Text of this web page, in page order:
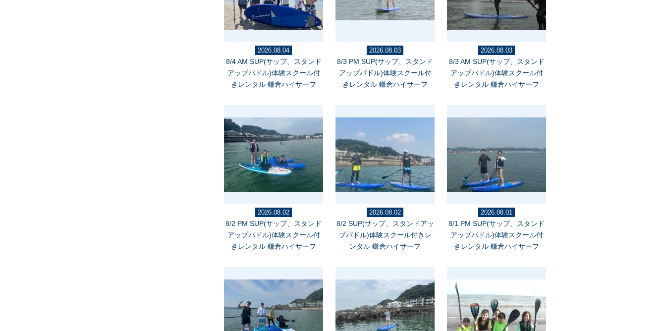
2026.08.04
8/4 AM SUP(サップ、スタンド
アップパドル)体験スクール付
きレンタル 鎌倉ハイサーフ
2026.08.03
8/3 PM SUP(サップ、スタンド
アップパドル)体験スクール付
きレンタル 鎌倉ハイサーフ
2026.08.03
8/3 AM SUP(サップ、スタンド
アップパドル)体験スクール付
きレンタル 鎌倉ハイサーフ
2026.08.02
8/2 PM SUP(サップ、スタンド
アップパドル)体験スクール付
きレンタル 鎌倉ハイサーフ
2026.08.02
8/2 SUP(サップ、スタンドアッ
プパドル)体験スクール付きレ
ンタル 鎌倉ハイサーフ
2026.08.01
8/1 PM SUP(サップ、スタンド
アップパドル)体験スクール付
きレンタル 鎌倉ハイサーフ